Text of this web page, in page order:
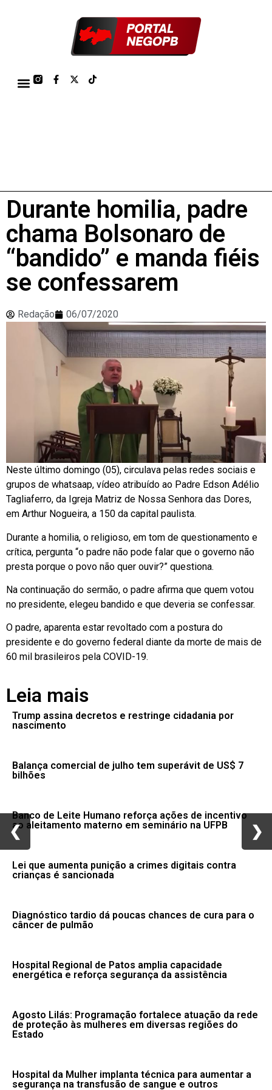
Durante homilia, padre
chama Bolsonaro de
“bandido” e manda fiéis
se confessarem
Redação 06/07/2020
Neste último domingo (05), circulava pelas redes sociais e
grupos de whatsaap, vídeo atribuído ao Padre Edson Adélio
Tagliaferro, da Igreja Matriz de Nossa Senhora das Dores,
em Arthur Nogueira, a 150 da capital paulista.
Durante a homilia, o religioso, em tom de questionamento e
crítica, pergunta “o padre não pode falar que o governo não
presta porque o povo não quer ouvir?” questiona.
Na continuação do sermão, o padre afirma que quem votou
no presidente, elegeu bandido e que deveria se confessar.
O padre, aparenta estar revoltado com a postura do
presidente e do governo federal diante da morte de mais de
60 mil brasileiros pela COVID-19.
Leia mais
Trump assina decretos e restringe cidadania por
nascimento
Balança comercial de julho tem superávit de US$ 7
bilhões
Banco de Leite Humano reforça ações de incentivo
ao aleitamento materno em seminário na UFPB
Lei que aumenta punição a crimes digitais contra
crianças é sancionada
Diagnóstico tardio dá poucas chances de cura para o
câncer de pulmão
Hospital Regional de Patos amplia capacidade
energética e reforça segurança da assistência
Agosto Lilás: Programação fortalece atuação da rede
de proteção às mulheres em diversas regiões do
Estado
Hospital da Mulher implanta técnica para aumentar a
segurança na transfusão de sangue e outros
❮ ❯
❮ ❯